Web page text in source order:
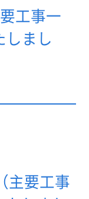
工事一
しまし
主要工事